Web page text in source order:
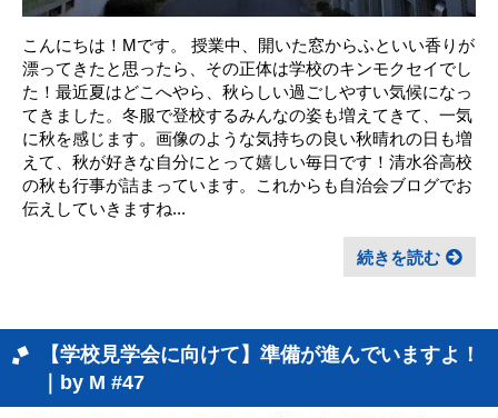
こんにちは！Mです。 授業中、開いた窓からふといい香りが
漂ってきたと思ったら、その正体は学校のキンモクセイでし
た！最近夏はどこへやら、秋らしい過ごしやすい気候になっ
てきました。冬服で登校するみんなの姿も増えてきて、一気
に秋を感じます。画像のような気持ちの良い秋晴れの日も増
えて、秋が好きな自分にとって嬉しい毎日です！清水谷高校
の秋も行事が詰まっています。これからも自治会ブログでお
伝えしていきますね...
続きを読む
【学校見学会に向けて】準備が進んでいますよ！
｜by M #47